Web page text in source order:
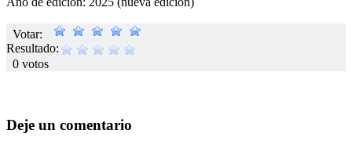
Votar:
Resultado:
0 votos
Deje un comentario